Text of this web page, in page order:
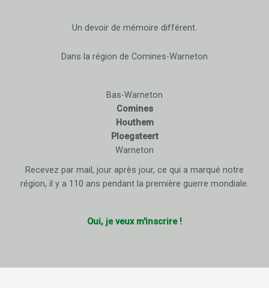
Un devoir de mémoire différent.
Dans la région de Comines-Warneton
Bas-Warneton
Comines
Houthem
Ploegsteert
Warneton
Recevez par mail, jour après jour, ce qui a marqué notre
région, il y a 110 ans pendant la première guerre mondiale.
Oui, je veux m'inscrire !